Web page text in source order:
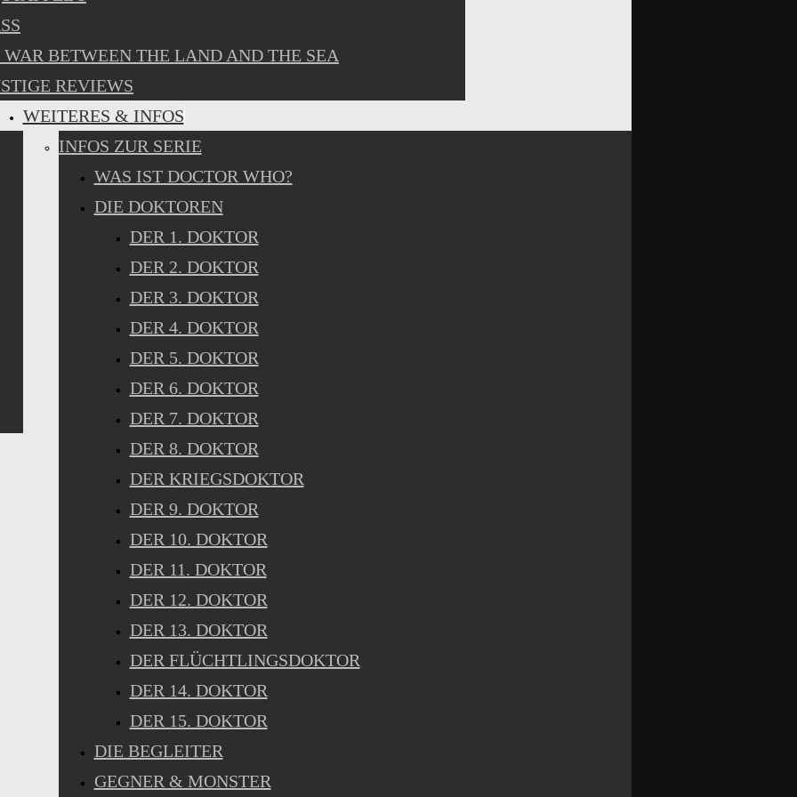
WAR BETWEEN THE LAND AND THE SEA
REVIEWS
WEITERES & INFOS
INFOS ZUR SERIE
WAS IST DOCTOR WHO?
DIE DOKTOREN
DER 1. DOKTOR
DER 2. DOKTOR
DER 3. DOKTOR
DER 4. DOKTOR
DER 5. DOKTOR
DER 6. DOKTOR
DER 7. DOKTOR
DER 8. DOKTOR
DER KRIEGSDOKTOR
DER 9. DOKTOR
DER 10. DOKTOR
DER 11. DOKTOR
DER 12. DOKTOR
DER 13. DOKTOR
DER FLÜCHTLINGSDOKTOR
DER 14. DOKTOR
DER 15. DOKTOR
DIE BEGLEITER
GEGNER & MONSTER